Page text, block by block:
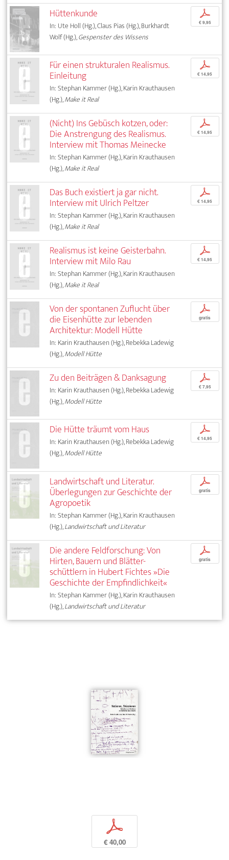
Hüttenkunde
In: Ute Holl (Hg.), Claus Pias (Hg.), Burkhardt
Wolf (Hg.),Gespenster des Wissens
p
€ 9,95
Für einen strukturalen Realismus.
Einleitung
In: Stephan Kammer (Hg.), Karin Krauthausen
(Hg.),Make it Real
p
€ 14,95
(Nicht) Ins Gebüsch kotzen, oder:
Die Anstrengung des Realismus.
Interview mit Thomas Meinecke
In: Stephan Kammer (Hg.), Karin Krauthausen
(Hg.),Make it Real
p
€ 14,95
Das Buch existiert ja gar nicht.
Interview mit Ulrich Peltzer
In: Stephan Kammer (Hg.), Karin Krauthausen
(Hg.),Make it Real
p
€ 14,95
Realismus ist keine Geisterbahn.
Interview mit Milo Rau
In: Stephan Kammer (Hg.), Karin Krauthausen
(Hg.),Make it Real
p
€ 14,95
Von der spontanen Zuflucht über
die Eisenhütte zur lebenden
Architektur: Modell Hütte
In: Karin Krauthausen (Hg.), Rebekka Ladewig
(Hg.),Modell Hütte
p
gratis
Zu den Beiträgen & Danksagung
In: Karin Krauthausen (Hg.), Rebekka Ladewig
(Hg.),Modell Hütte
p
€ 7,95
Die Hütte träumt vom Haus
In: Karin Krauthausen (Hg.), Rebekka Ladewig
(Hg.),Modell Hütte
p
€ 14,95
Landwirtschaft und Literatur.
Überlegungen zur Geschichte der
Agropoetik
In: Stephan Kammer (Hg.), Karin Krauthausen
(Hg.),Landwirtschaft und Literatur
p
gratis
Die andere Feldforschung: Von
Hirten, Bauern und Blätter­-
schüttlern in Hubert Fichtes »Die
Geschichte der Empfindlichkeit«
In: Stephan Kammer (Hg.), Karin Krauthausen
(Hg.),Landwirtschaft und Literatur
p
gratis
p
€ 40,00